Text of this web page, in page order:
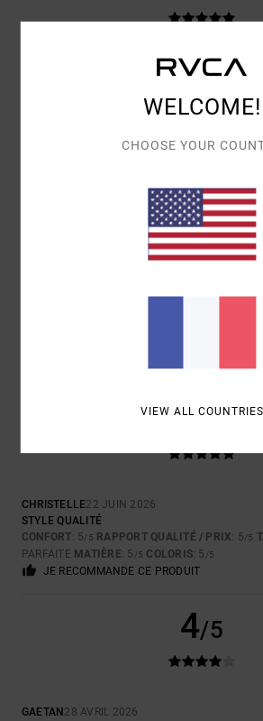
5 JUILLET 2026
Afficher original - Italiano
5/5
2 JUILLET 2026
5/5
CHRISTELLE22 JUIN 2026
STYLE QUALITÉ
CONFORT: 5/5 RAPPORT QUALITÉ / PRIX: 5/5
PARFAITE MATIÈRE: 5 /5 COLORIS: 5 /5
JE RECOMMANDE CE PRODUIT
4/5
GAETAN 28 AVRIL 2026
WELCOME!
CHOOSE YOUR
VIEW ALL COUNTRIES